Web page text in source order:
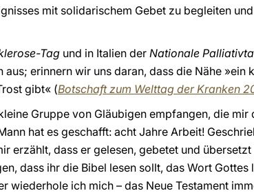
mit solidarischem Gebet zu begleiten
Tag und in Italien der Nationale
erinnern wir uns daran, dass die Nähe »ein
gibt« (Botschaft zum Welttag der Kranken
Gruppe von Gläubigen empfangen, die
hat es geschafft: acht Jahre Arbeit!
erzählt, dass er gelesen, gebetet und
dass ihr die Bibel lesen sollt, das Wort
wiederhole ich mich – das Neue Testament